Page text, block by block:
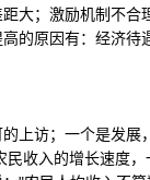
大；激励机制不合
的原因有：经济待
上访；一个是发展
收入的增长速度